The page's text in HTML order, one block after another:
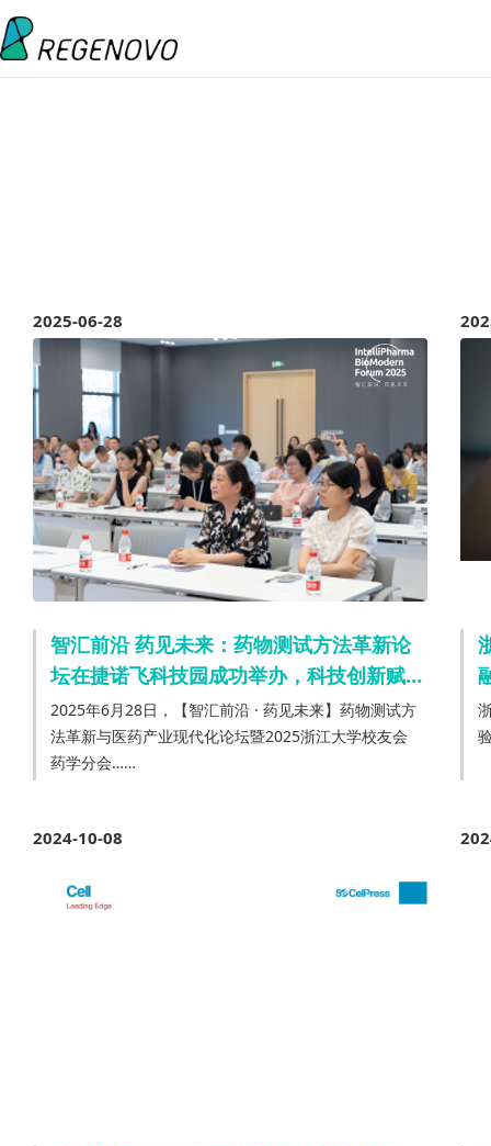
2025-06-28
智汇前沿 药见未来：药物测试方法革新论
坛在捷诺飞科技园成功举办，科技创新赋能
产业发展
2025年6月28日，【智汇前沿 · 药见未来】药物测试方
法革新与医药产业现代化论坛暨2025浙江大学校友会
药学分会……
2024-10-08